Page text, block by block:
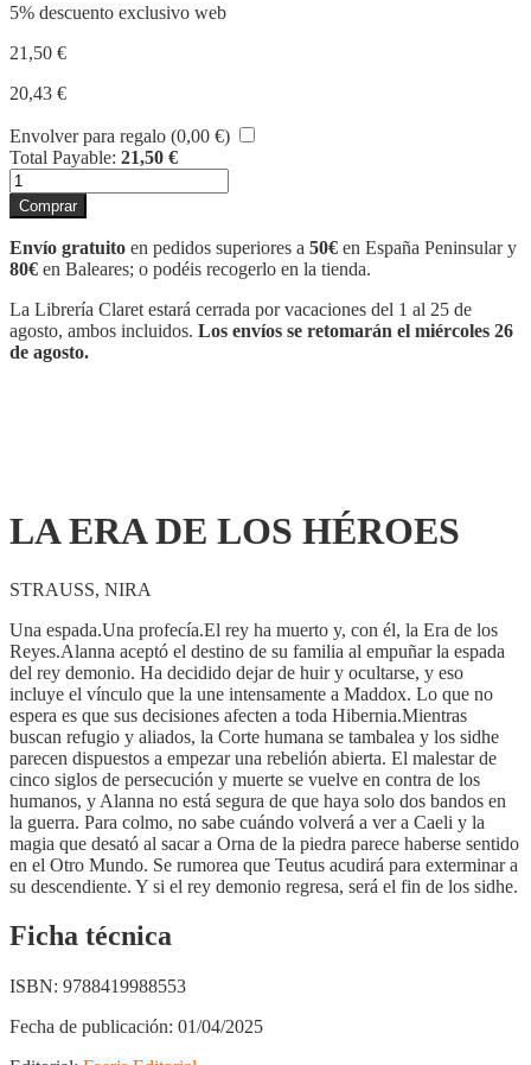
5% descuento exclusivo web
21,50 €
20,43 €
Envolver para regalo (0,00 €)
Total Payable: 21,50 €
LA
ERA
DE
LOS
HÉROES
Comprar
Envío gratuito en pedidos superiores a 50€ en España Peninsular y
80€ en Baleares; o podéis recogerlo en la tienda.
La Librería Claret estará cerrada por vacaciones del 1 al 25 de
agosto, ambos incluidos. Los envíos se retomarán el miércoles 26
de agosto.
LA ERA DE LOS HÉROES
STRAUSS, NIRA
Una espada.Una profecía.El rey ha muerto y, con él, la Era de los
Reyes.Alanna aceptó el destino de su familia al empuñar la espada
del rey demonio. Ha decidido dejar de huir y ocultarse, y eso
incluye el vínculo que la une intensamente a Maddox. Lo que no
espera es que sus decisiones afecten a toda Hibernia.Mientras
buscan refugio y aliados, la Corte humana se tambalea y los sidhe
parecen dispuestos a empezar una rebelión abierta. El malestar de
cinco siglos de persecución y muerte se vuelve en contra de los
humanos, y Alanna no está segura de que haya solo dos bandos en
la guerra. Para colmo, no sabe cuándo volverá a ver a Caeli y la
magia que desató al sacar a Orna de la piedra parece haberse sentido
en el Otro Mundo. Se rumorea que Teutus acudirá para exterminar a
su descendiente. Y si el rey demonio regresa, será el fin de los sidhe.
Ficha técnica
ISBN: 9788419988553
Fecha de publicación: 01/04/2025